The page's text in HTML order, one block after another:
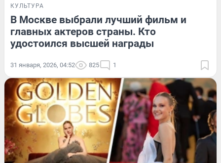
КУЛЬТУРА
В Москве выбрали лучший фильм и
главных актеров страны. Кто
удостоился высшей награды
31 января, 2026, 04:52 825 1